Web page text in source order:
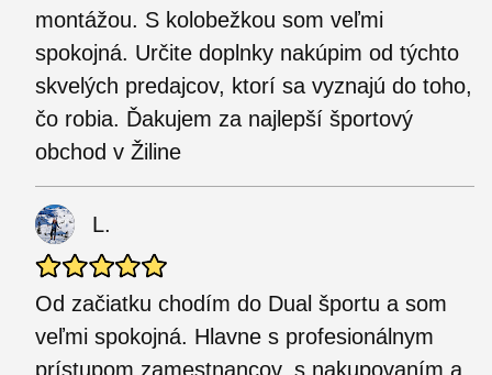
montážou. S kolobežkou som veľmi
spokojná. Určite doplnky nakúpim od týchto
skvelých predajcov, ktorí sa vyznajú do toho,
čo robia. Ďakujem za najlepší športový
obchod v Žiline
L.
Od začiatku chodím do Dual športu a som
veľmi spokojná. Hlavne s profesionálnym
prístupom zamestnancov, s nakupovaním a